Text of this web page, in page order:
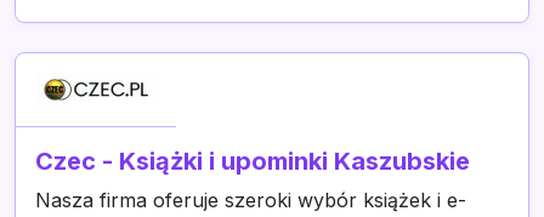
Czec - Książki i upominki Kaszubskie
Nasza firma oferuje szeroki wybór książek i e-